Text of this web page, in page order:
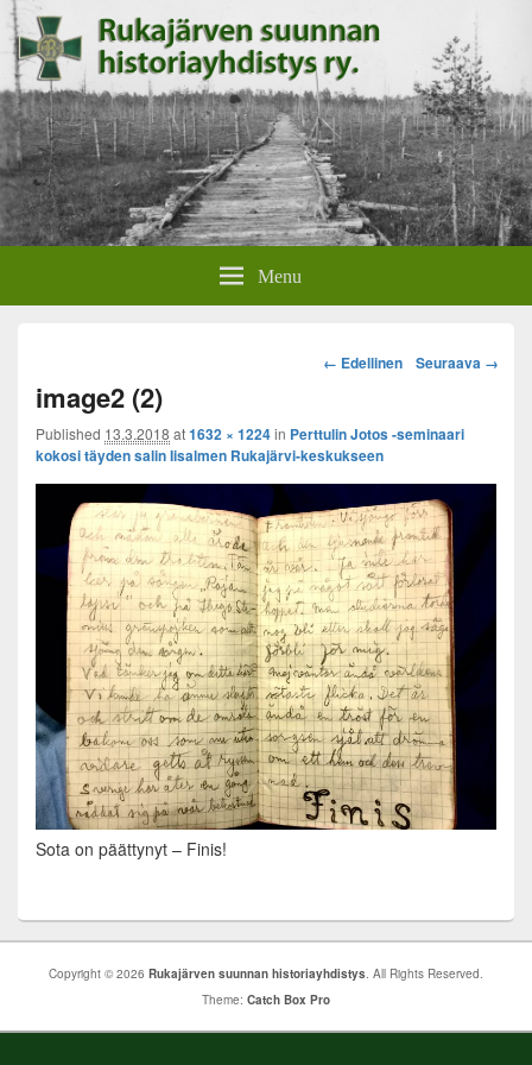
Rukajärven suunnan
historiayhdistys
Menu
Image
← Edellinen Seuraava →
image2 (2)
Published 13.3.2018 at1632 × 1224in Perttulin Jotos -seminaari
kokosi täyden salin Iisalmen Rukajärvi-keskukseen
Sota on päättynyt – Finis!
Copyright © 2026 Rukajärven suunnan historiayhdistys . All Rights Reserved.
Theme: Catch Box Pro